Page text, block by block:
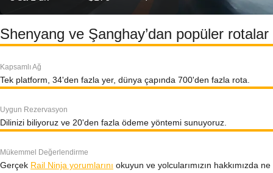
Shenyang ve Şanghay’dan popüler rotalar
Kapsamlı Ağ
Tek platform, 34'den fazla yer, dünya çapında 700'den fazla rota.
Uygun Rezervasyon
Dilinizi biliyoruz ve 20'den fazla ödeme yöntemi sunuyoruz.
Mükemmel Değerlendirme
Gerçek Rail Ninja yorumlarını okuyun ve yolcularımızın hakkımızda ne